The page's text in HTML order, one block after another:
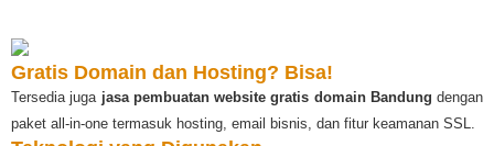
Gratis Domain dan Hosting? Bisa!
Tersedia juga jasa pembuatan website gratis domain Bandung dengan
paket all-in-one termasuk hosting, email bisnis, dan fitur keamanan SSL.